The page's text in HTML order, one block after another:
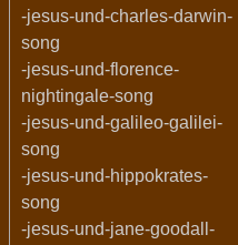
-jesus-und-charles-darwin-
song
-jesus-und-florence-
nightingale-song
-jesus-und-galileo-galilei-
song
-jesus-und-hippokrates-
song
-jesus-und-jane-goodall-